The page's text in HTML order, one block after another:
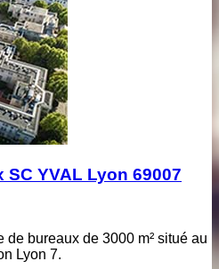
YVAL Lyon 69007
de bureaux de 3000 m² situé au
Lyon 7.